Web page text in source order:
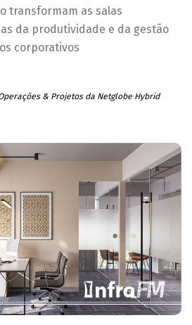
transformam as salas
da produtividade e da gestão
corporativos
& Projetos da Netglobe Hybrid